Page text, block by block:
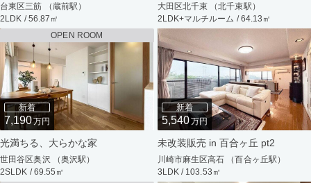
台東区三筋 （蔵前駅）
2LDK / 56.87㎡
大田区北千束 （北千束駅）
2LDK+マルチルーム / 64.13㎡
OPEN ROOM
新着
7,190万円
光満ちる、大らかな家
世田谷区奥沢 （奥沢駅）
2SLDK / 69.55㎡
新着
5,540万円
未改装販売 in 百合ヶ丘 pt2
川崎市麻生区高石 （百合ヶ丘駅）
3LDK / 103.53㎡